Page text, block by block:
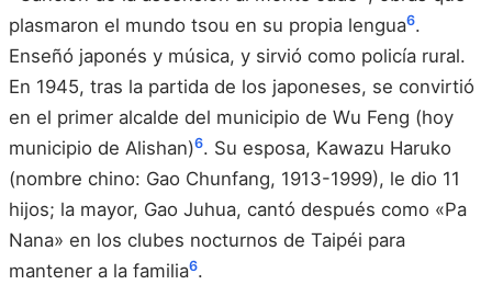
plasmaron el mundo tsou en su propia lengua6.
Enseñó japonés y música, y sirvió como policía rural.
En 1945, tras la partida de los japoneses, se convirtió
en el primer alcalde del municipio de Wu Feng (hoy
municipio de Alishan)6. Su esposa, Kawazu Haruko
(nombre chino: Gao Chunfang, 1913-1999), le dio 11
hijos; la mayor, Gao Juhua, cantó después como «Pa
Nana» en los clubes nocturnos de Taipéi para
mantener a la familia6.